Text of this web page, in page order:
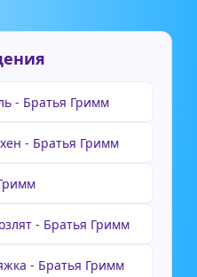
- Братья Гримм
- Братья Гримм
- Братья Гримм
- Братья Гримм